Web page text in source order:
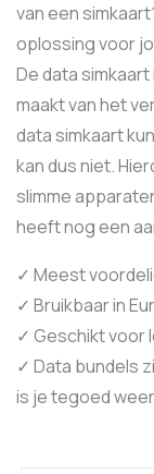
van een
oplossing voor
De data
maakt van het
data simkaart
kan dus niet.
slimme
heeft nog een
✓ Meest
✓ Bruikbaar in
✓ Geschikt voor
✓ Data bundels
is je tegoed